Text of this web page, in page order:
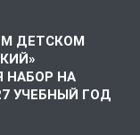
ДЕТСКОМ
НАБОР НА
УЧЕБНЫЙ ГОД